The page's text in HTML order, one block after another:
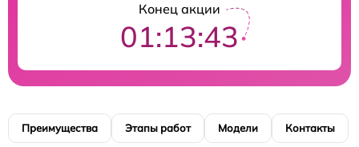
Конец акции
01:13:42
Преимущества Этапы работ Модели Контакты